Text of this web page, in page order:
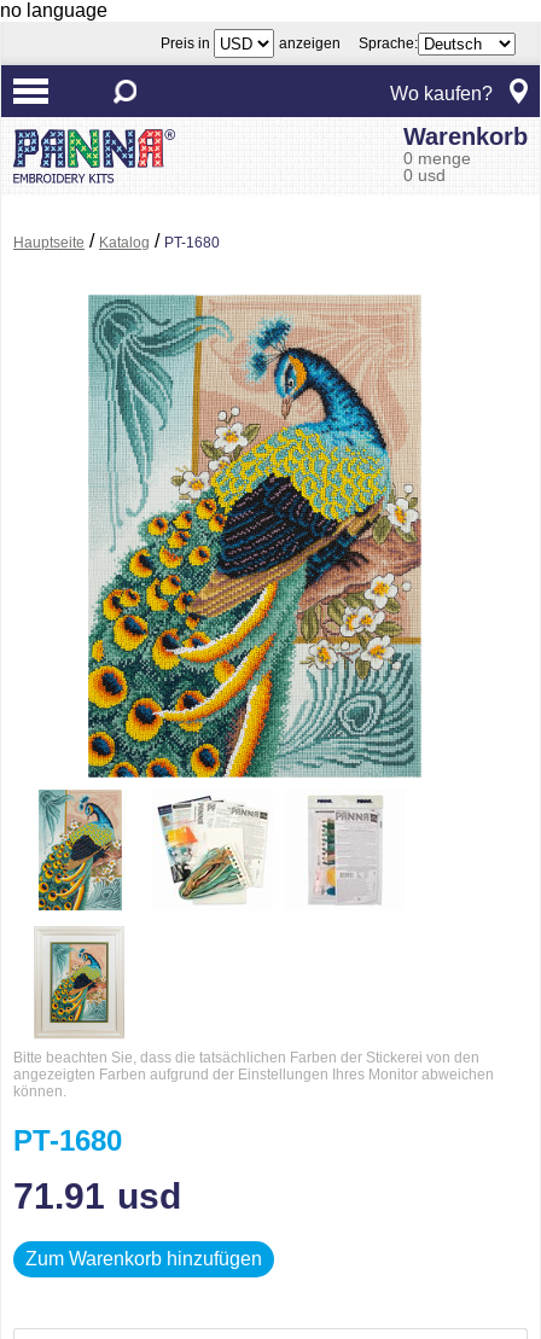
no language
Preis in anzeigen Sprache:
Wo kaufen?
Warenkorb
0 menge
0 usd
Hauptseite / Katalog / PT-1680
Bitte beachten Sie, dass die tatsächlichen Farben der Stickerei von den
angezeigten Farben aufgrund der Einstellungen Ihres Monitor abweichen
können.
PT-1680
71.91 usd
Zum Warenkorb hinzufügen